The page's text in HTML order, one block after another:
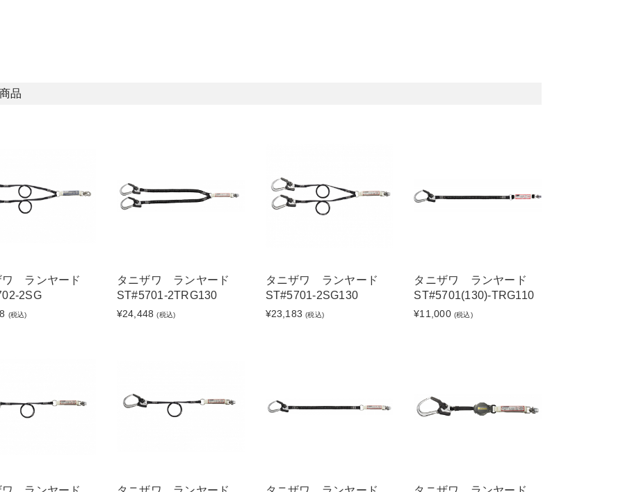
品
ワ ランヤード
2SG
(税込)
タニザワ ランヤード
ST#5701-2TRG130
¥24,448 (税込)
タニザワ ランヤード
ST#5701-2SG130
¥23,183 (税込)
タニザワ ランヤード
ST#5701(130)-TRG110
¥11,000 (税込)